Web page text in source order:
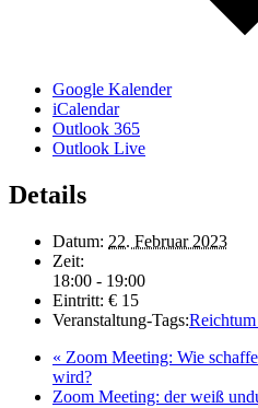
Google Kalender
iCalendar
Outlook 365
Outlook Live
Details
Datum: 22. Februar 2023
Zeit:
18:00 - 19:00
Eintritt: € 15
Veranstaltung-Tags:
« Zoom Meeting: Wie
wird?
Zoom Meeting: der weiß